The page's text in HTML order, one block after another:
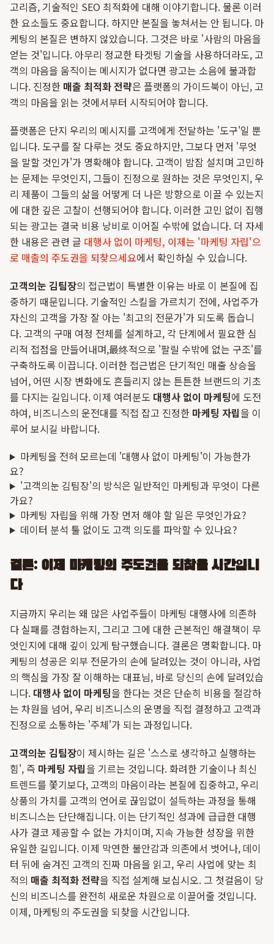
고리즘, 기술적인 SEO 최적화에 대해 이야기합니다. 물론 이러
한 요소들도 중요합니다. 하지만 본질을 놓쳐서는 안 됩니다. 마
케팅의 본질은 변하지 않았습니다. 그것은 바로 '사람의 마음을
얻는 것'입니다. 아무리 정교한 타겟팅 기술을 사용하더라도, 고
객의 마음을 움직이는 메시지가 없다면 광고는 소음에 불과합
니다. 진정한 매출 최적화 전략은 플랫폼의 가이드북이 아닌, 고
객의 마음을 읽는 것에서부터 시작되어야 합니다.
플랫폼은 단지 우리의 메시지를 고객에게 전달하는 '도구'일 뿐
입니다. 도구를 잘 다루는 것도 중요하지만, 그보다 먼저 '무엇
을 말할 것인가'가 명확해야 합니다. 고객이 밤잠 설치며 고민하
는 문제는 무엇인지, 그들이 진정으로 원하는 것은 무엇인지, 우
리 제품이 그들의 삶을 어떻게 더 나은 방향으로 이끌 수 있는지
에 대한 깊은 고찰이 선행되어야 합니다. 이러한 고민 없이 집행
되는 광고는 결국 비용 낭비로 이어질 수밖에 없습니다. 더 자세
한 내용은 관련 글 대행사 없이 마케팅, 이제는 '마케팅 자립'으
로 매출의 주도권을 되찾으세요에서 확인하실 수 있습니다.
고객의눈 김팀장의 접근법이 특별한 이유는 바로 이 본질에 집
중하기 때문입니다. 기술적인 스킬을 가르치기 전에, 사업주가
자신의 고객을 가장 잘 아는 '최고의 전문가'가 되도록 돕습니
다. 고객의 구매 여정 전체를 설계하고, 각 단계에서 필요한 심
리적 접점을 만들어내며,最终적으로 '팔릴 수밖에 없는 구조'를
구축하도록 이끕니다. 이러한 접근법은 단기적인 매출 상승을
넘어, 어떤 시장 변화에도 흔들리지 않는 튼튼한 브랜드의 기초
를 다지는 길입니다. 이제 여러분도 대행사 없이 마케팅에 도전
하여, 비즈니스의 운전대를 직접 잡고 진정한 마케팅 자립을 이
루어 보시길 바랍니다.
마케팅을 전혀 모르는데 '대행사 없이 마케팅'이 가능한가
요?
'고객의눈 김팀장'의 방식은 일반적인 마케팅과 무엇이 다른
가요?
마케팅 자립을 위해 가장 먼저 해야 할 일은 무엇인가요?
데이터 분석 툴 없이도 고객 의도를 파악할 수 있나요?
결론: 이제 마케팅의 주도권을 되찾을 시간입니
다
지금까지 우리는 왜 많은 사업주들이 마케팅 대행사에 의존하
다 실패를 경험하는지, 그리고 그에 대한 근본적인 해결책이 무
엇인지에 대해 깊이 있게 탐구했습니다. 결론은 명확합니다. 마
케팅의 성공은 외부 전문가의 손에 달려있는 것이 아니라, 사업
의 핵심을 가장 잘 이해하는 대표님, 바로 당신의 손에 달려있습
니다. 대행사 없이 마케팅을 한다는 것은 단순히 비용을 절감하
는 차원을 넘어, 우리 비즈니스의 운명을 직접 결정하고 고객과
진정으로 소통하는 '주체'가 되는 과정입니다.
고객의눈 김팀장이 제시하는 길은 '스스로 생각하고 실행하는
힘', 즉 마케팅 자립을 기르는 것입니다. 화려한 기술이나 최신
트렌드를 쫓기보다, 고객의 마음이라는 본질에 집중하고, 우리
상품의 가치를 고객의 언어로 끊임없이 설득하는 과정을 통해
비즈니스는 단단해집니다. 이는 단기적인 성과에 급급한 대행
사가 결코 제공할 수 없는 가치이며, 지속 가능한 성장을 위한
유일한 길입니다. 이제 막연한 불안감과 의존에서 벗어나, 데이
터 뒤에 숨겨진 고객의 진짜 마음을 읽고, 우리 사업에 맞는 최
적의 매출 최적화 전략을 직접 설계해 보십시오. 그 첫걸음이 당
신의 비즈니스를 완전히 새로운 차원으로 이끌어줄 것입니다.
이제, 마케팅의 주도권을 되찾을 시간입니다.